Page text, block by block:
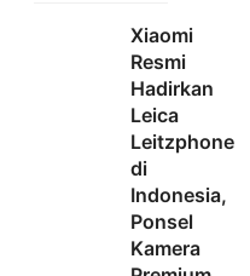
Xiaomi
Resmi
Hadirkan
Leica
Leitzphone
di
Indonesia,
Ponsel
Kamera